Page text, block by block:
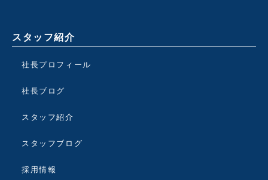
スタッフ紹介
社長プロフィール
社長ブログ
スタッフ紹介
スタッフブログ
採用情報